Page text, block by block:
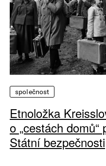
společnost
Etnoložka
o „cestách domů“
Státní bezpečnosti